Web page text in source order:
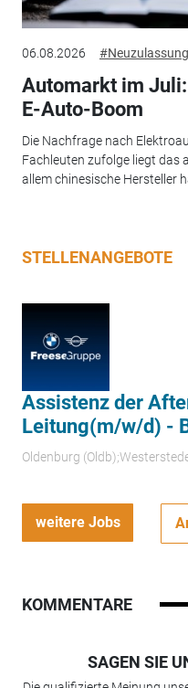
06.08.2026
Automarkt im
E-Auto-Boom
Die Nachfrage nach
Fachleuten zufolge liegt das
allem chinesische Hersteller
STELLENANGEBOTE
Assistenz der
Leitung(m/w/d) -
Oldenburg
weitere Jobs
KOMMENTARE
SAGEN SIE